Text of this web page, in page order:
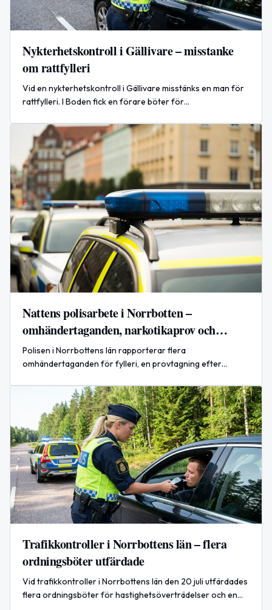
Nykterhetskontroll i Gällivare – misstanke
om rattfylleri
Vid en nykterhetskontroll i Gällivare misstänks en man för
rattfylleri. I Boden fick en förare böter för
Nattens polisarbete i Norrbotten –
omhändertaganden, narkotikaprov och
rattfylleri
Polisen i Norrbottens län rapporterar flera
omhändertaganden för fylleri, en provtagning efter
Trafikkontroller i Norrbottens län – flera
ordningsböter utfärdade
Vid trafikkontroller i Norrbottens län den 20 juli utfärdades
flera ordningsböter för hastighetsöverträdelser och en